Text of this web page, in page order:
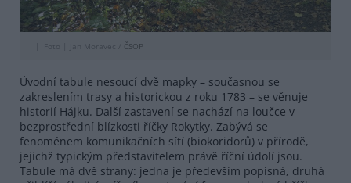
Foto | Jan Moravec / ČSOP
Úvodní tabule nesoucí dvě mapky – současnou se
zakreslením trasy a historickou z roku 1783 – se věnuje
historií Hájku. Další zastavení se nachází na loučce v
bezprostřední blízkosti říčky Rokytky. Zabývá se
fenoménem komunikačních sítí (biokoridorů) v přírodě,
jejichž typickým představitelem právě říční údolí jsou.
Tabule má dvě strany: jedna je především popisná, druhá